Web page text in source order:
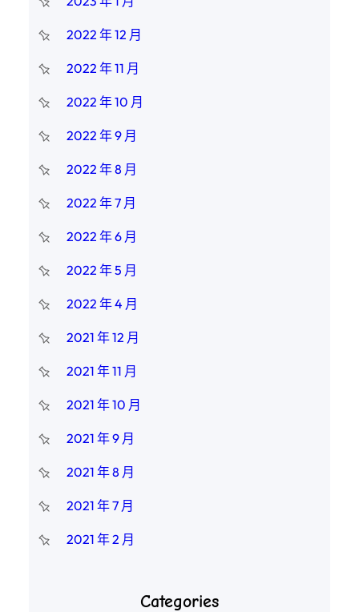
2022 年 12 月
2022 年 11 月
2022 年 10 月
2022 年 9 月
2022 年 8 月
2022 年 7 月
2022 年 6 月
2022 年 5 月
2022 年 4 月
2021 年 12 月
2021 年 11 月
2021 年 10 月
2021 年 9 月
2021 年 8 月
2021 年 7 月
2021 年 2 月
Categories